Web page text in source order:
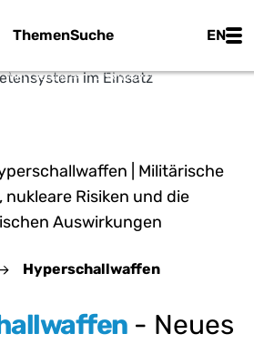
ThemenSuche EN
Wiki | 美国陆军下士钱德勒·科茨 - gemeinfrei
| Militärische
nukleare Risiken und die
Auswirkungen
Hyperschallwaffen
- Neues